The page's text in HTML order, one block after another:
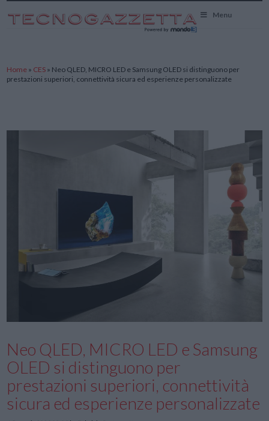
Menu
Home » CES » Neo QLED, MICRO LED e Samsung OLED si distinguono per
prestazioni superiori, connettività sicura ed esperienze personalizzate
Neo QLED, MICRO LED e Samsung
OLED si distinguono per
prestazioni superiori, connettività
sicura ed esperienze personalizzate